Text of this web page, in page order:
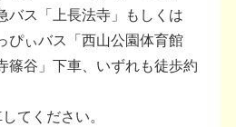
バス「上長法寺」もしくは
ぴぃバス「西山公園体育館
篠谷」下車、いずれも徒歩約
てください。